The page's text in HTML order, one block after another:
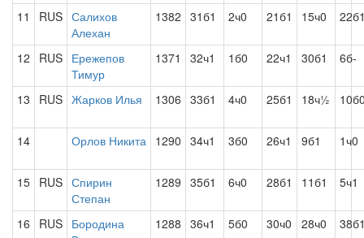
11 RUS Салихов
Алехан
1382 31б1 2ч0 21б1 15ч0
12 RUS Ережепов
Тимур
1371 32ч1 1б0 22ч1 30б1 6б-
13 RUS Жарков Илья 1306 33б1 4ч0 25б1 18ч½
14 Орлов Никита 1290 34ч1 3б0 26ч1 9б1 1ч0
15 RUS Спирин
Степан
1289 35б1 6ч0 28б1 11б1 5ч1
16 RUS Бородина
1288 36ч1 5б0 30ч0 28ч0